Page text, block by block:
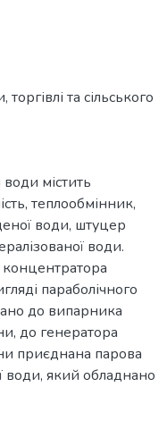
та сільського
містить
теплообмінник,
води, штуцер
води.
параболічного
до випарника
до генератора
приєднана парова
води, який обладнано